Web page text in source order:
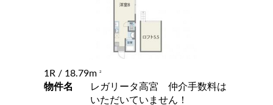
1R / 18.79m 2
物件名
レガリータ高宮 仲介手数料は
いただいていません！